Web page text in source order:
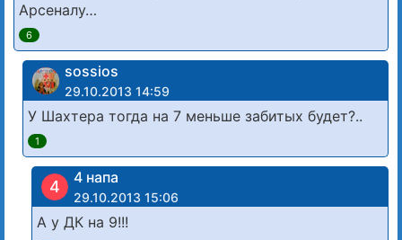
Арсеналу…
6
sossios
29.10.2013 14:59
У Шахтера тогда на 7 меньше забитых будет?..
1
4 4 напа
29.10.2013 15:06
А у ДК на 9!!!